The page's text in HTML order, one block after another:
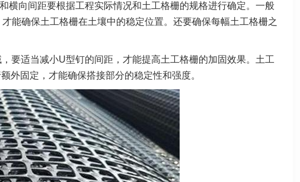
横向间距要根据工程实际情况和土工格栅的规格进行确定。一般
能确保土工格栅在土壤中的稳定位置。还要确保每幅土工格栅之
要适当减小U型钉的间距，才能提高土工格栅的加固效果。土工
外固定，才能确保搭接部分的稳定性和强度。